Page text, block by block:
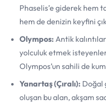
Phaselis’e giderek hem
hem de denizin keyfini
Olympos: Antik
yolculuk etmek
Olympos’un sahili de
Yanartaş (Çıralı): Doğal
oluşan bu alan, akşam